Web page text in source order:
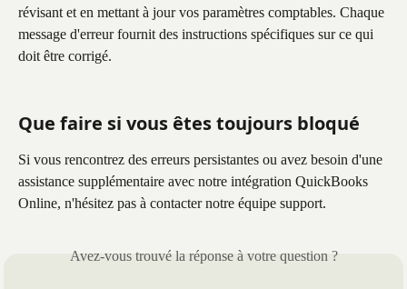
révisant et en mettant à jour vos paramètres comptables. Chaque
message d'erreur fournit des instructions spécifiques sur ce qui
doit être corrigé.
Que faire si vous êtes toujours bloqué
Si vous rencontrez des erreurs persistantes ou avez besoin d'une
assistance supplémentaire avec notre intégration QuickBooks
Online, n'hésitez pas à contacter notre équipe support.
Avez-vous trouvé la réponse à votre question ?